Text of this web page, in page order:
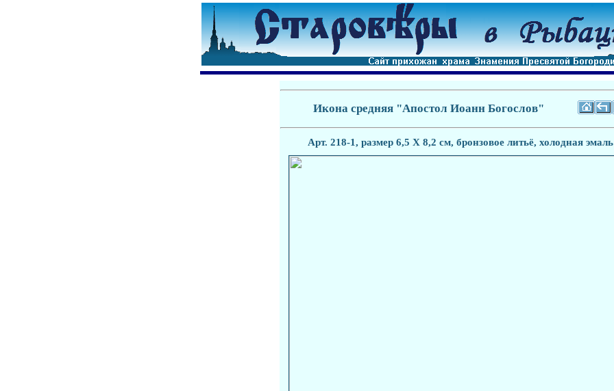
Икона средняя "Апостол Иоанн Богослов"
Арт. 218-1, размер 6,5 Х 8,2 см, бронзовое литьё, холодная эмаль